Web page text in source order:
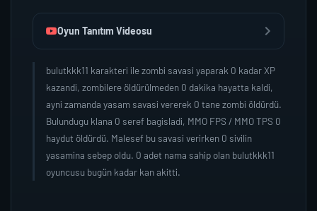
Oyun Tanıtım Videosu
bulutkkk11 karakteri ile zombi savasi yaparak 0 kadar XP
kazandi, zombilere öldürülmeden 0 dakika hayatta kaldi,
ayni zamanda yasam savasi vererek 0 tane zombi öldürdü.
Bulundugu klana 0 seref bagisladi, MMO FPS / MMO TPS 0
haydut öldürdü. Malesef bu savasi verirken 0 sivilin
yasamina sebep oldu. 0 adet nama sahip olan bulutkkk11
oyuncusu bugün kadar kan akitti.